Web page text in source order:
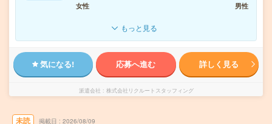
女性
男性
もっと見る
気になる! 応募へ進む 詳しく見る
派遣会社 株式会社リクルートスタッフィング
未読 掲載日 2026/08/09